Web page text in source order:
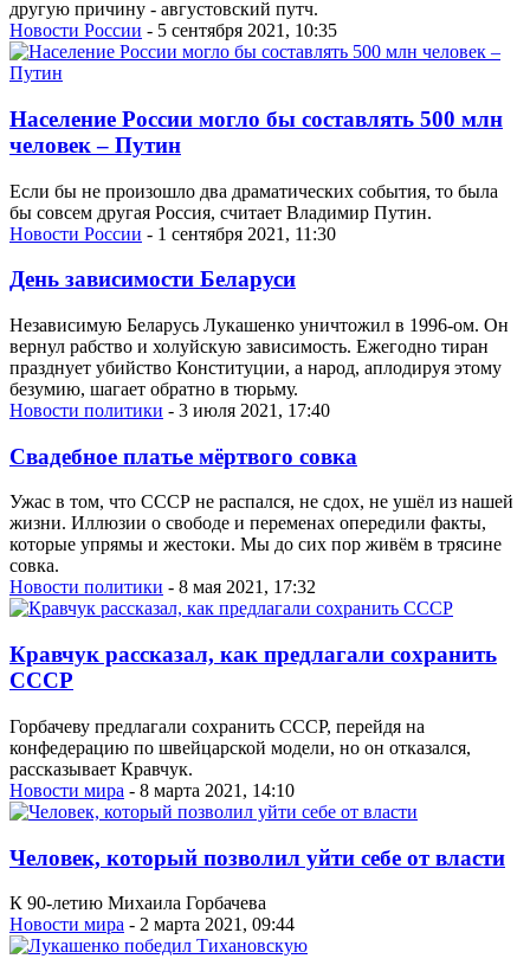
другую причину - августовский путч.
Новости России - 5 сентября 2021, 10:35
Население России могло бы составлять 500 млн
человек – Путин
Если бы не произошло два драматических события, то была
бы совсем другая Россия, считает Владимир Путин.
Новости России - 1 сентября 2021, 11:30
День зависимости Беларуси
Независимую Беларусь Лукашенко уничтожил в 1996-ом. Он
вернул рабство и холуйскую зависимость. Ежегодно тиран
празднует убийство Конституции, а народ, аплодируя этому
безумию, шагает обратно в тюрьму.
Новости политики - 3 июля 2021, 17:40
Свадебное платье мёртвого совка
Ужас в том, что СССР не распался, не сдох, не ушёл из нашей
жизни. Иллюзии о свободе и переменах опередили факты,
которые упрямы и жестоки. Мы до сих пор живём в трясине
совка.
Новости политики - 8 мая 2021, 17:32
Кравчук рассказал, как предлагали сохранить
СССР
Горбачеву предлагали сохранить СССР, перейдя на
конфедерацию по швейцарской модели, но он отказался,
рассказывает Кравчук.
Новости мира - 8 марта 2021, 14:10
Человек, который позволил уйти себе от власти
К 90-летию Михаила Горбачева
Новости мира - 2 марта 2021, 09:44